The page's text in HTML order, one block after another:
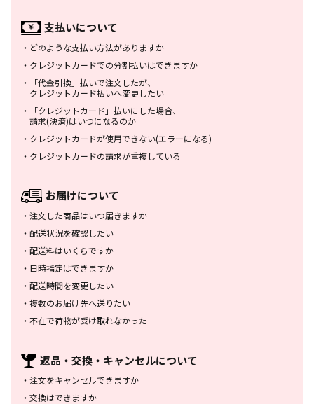
支払いについて
・ どのような支払い方法がありますか
・ クレジットカードでの分割払いはできますか
・
「代金引換」払いで注文したが、
クレジットカード払いへ変更したい
・
「クレジットカード」払いにした場合、
請求(決済)はいつになるのか
・ クレジットカードが使用できない(エラーになる)
・ クレジットカードの請求が重複している
お届けについて
・ 注文した商品はいつ届きますか
・ 配送状況を確認したい
・ 配送料はいくらですか
・ 日時指定はできますか
・ 配送時間を変更したい
・ 複数のお届け先へ送りたい
・ 不在で荷物が受け取れなかった
返品・交換・ キャンセルについて
・ 注文をキャンセルできますか
・ 交換はできますか